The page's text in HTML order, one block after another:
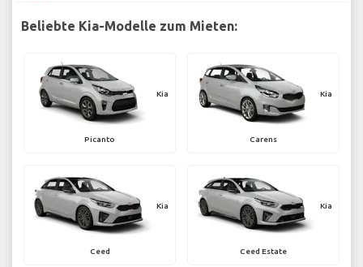
Beliebte Kia-Modelle zum Mieten:
Kia
Picanto
Kia
Carens
Kia
Ceed
Kia
Ceed Estate